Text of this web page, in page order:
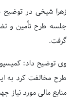
زهرا شیخی در
جلسه طرح تأمین و
گرفت.
وی توضیح داد:
منابع مالی مورد